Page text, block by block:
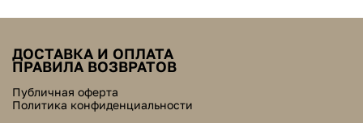
ДОСТАВКА И ОПЛАТА
ПРАВИЛА ВОЗВРАТОВ
Публичная оферта
Политика конфиденциальности